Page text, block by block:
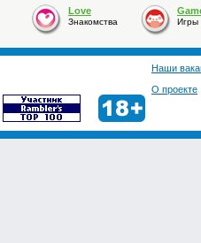
Love
Знакомства Игры
Наши
О проекте